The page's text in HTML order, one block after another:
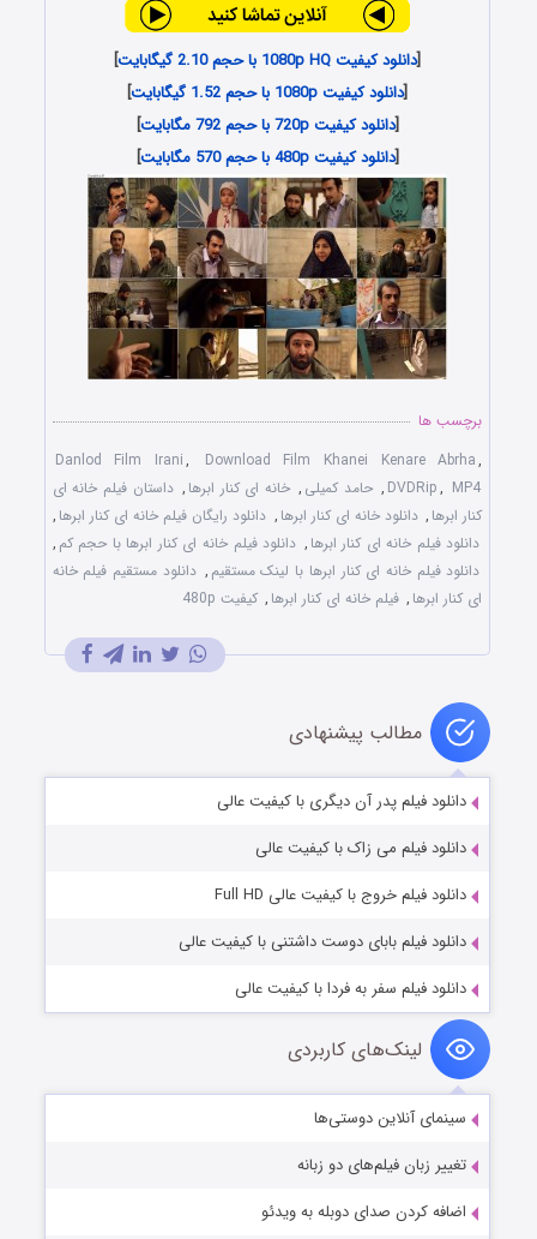
[دانلود کیفیت 1080p HQ با حجم 2.10 گیگابایت
]
[دانلود کیفیت 1080p با حجم 1.52 گیگابایت
]
[دانلود کیفیت 720p با حجم 792 مگابایت
]
[دانلود کیفیت 480p با حجم 570 مگابایت ]
برچسب ها
Danlod Film Irani, Download Film Khanei Kenare Abrha,
DVDRip, MP4
, حامد کمیلی , خانه ای کنار ابرها , داستان فیلم خانه ای
کنار ابرها , دانلود خانه ای کنار ابرها , دانلود رایگان فیلم خانه ای کنار ابرها ,
دانلود فیلم خانه ای کنار ابرها , دانلود فیلم خانه ای کنار ابرها با حجم کم ,
دانلود فیلم خانه ای کنار ابرها با لینک مستقیم , دانلود مستقیم فیلم خانه
ای کنار ابرها , فیلم خانه ای کنار ابرها , کیفیت 480p
مطالب پیشنهادی
دانلود فیلم پدر آن دیگری با کیفیت عالی
دانلود فیلم می زاک با کیفیت عالی
دانلود فیلم خروج با کیفیت عالی Full HD
دانلود فیلم بابای دوست داشتنی با کیفیت عالی
دانلود فیلم سفر به فردا با کیفیت عالی
لینک‌های کاربردی
سینمای آنلاین دوستی‌ها
تغییر زبان فیلم‌های دو زبانه
اضافه کردن صدای دوبله به ویدئو